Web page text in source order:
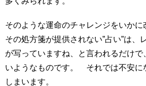
そのような運命のチャレンジをいか
その処方箋が提供されない”占い”は、
が写っていますね、と言われるだけで
いようなものです。 それでは不安に
しまいます。